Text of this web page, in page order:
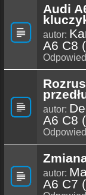
Audi
autor:
A6 C8
autor:
A6 C8
autor:
A6 C7